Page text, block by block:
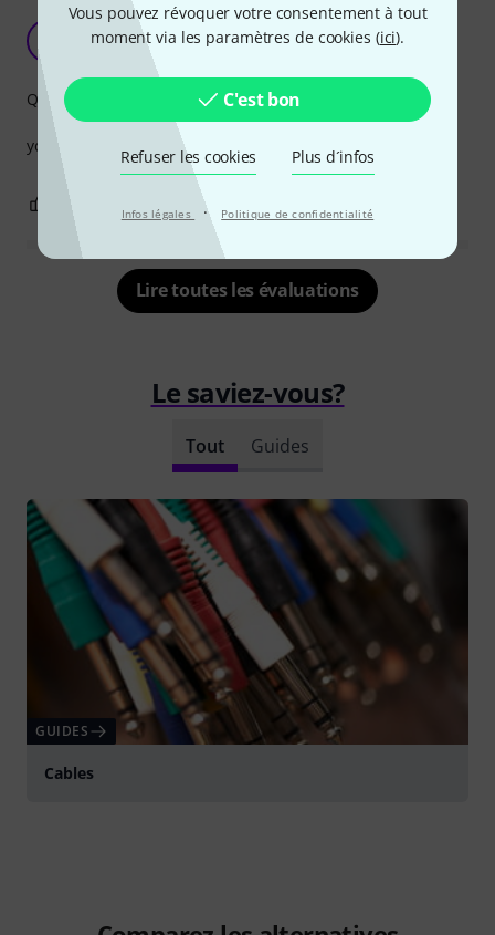
Vous pouvez révoquer votre consentement à tout
moment via les paramètres de cookies (ici).
C'est bon
Refuser les cookies Plus d´infos
Infos légales · Politique de confidentialité
ssssssssssss
olga-soft 21.02.2022
you know what the ssssss does
Qualité de fabrication
SIGNALER L'ÉVALUATION
Lire toutes les évaluations
Le saviez-vous?
Tout Guides
GUIDES
Cables